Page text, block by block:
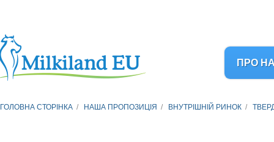
ПРО
ГОЛОВНА СТОРІНКА / НАША ПРОПОЗИЦІЯ / ВНУТРІШНІЙ РИНОК /